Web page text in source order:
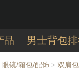
品 男士背包
眼镜/箱包/配饰 > 双肩包